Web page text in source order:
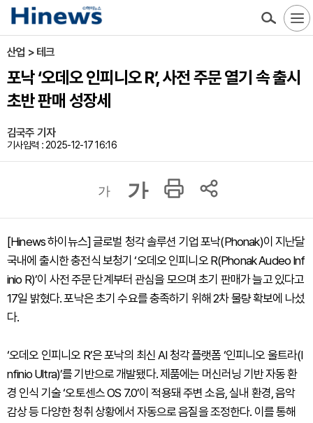
산업 > 테크
포낙 ‘오데오 인피니오 R’, 사전 주문 열기 속 출시
초반 판매 성장세
김국주 기자
기사입력 : 2025-12-17 16:16
가 가
[Hinews 하이뉴스] 글로벌 청각 솔루션 기업 포낙(Phonak)이 지난달
국내에 출시한 충전식 보청기 ‘오데오 인피니오 R(Phonak Audeo Inf
inio R)’이 사전 주문 단계부터 관심을 모으며 초기 판매가 늘고 있다고
17일 밝혔다. 포낙은 초기 수요를 충족하기 위해 2차 물량 확보에 나섰
다.
‘오데오 인피니오 R’은 포낙의 최신 AI 청각 플랫폼 ‘인피니오 울트라(I
nfinio Ultra)’를 기반으로 개발됐다. 제품에는 머신러닝 기반 자동 환
경 인식 기술 ‘오토센스 OS 7.0’이 적용돼 주변 소음, 실내 환경, 음악
감상 등 다양한 청취 상황에서 자동으로 음질을 조정한다. 이를 통해